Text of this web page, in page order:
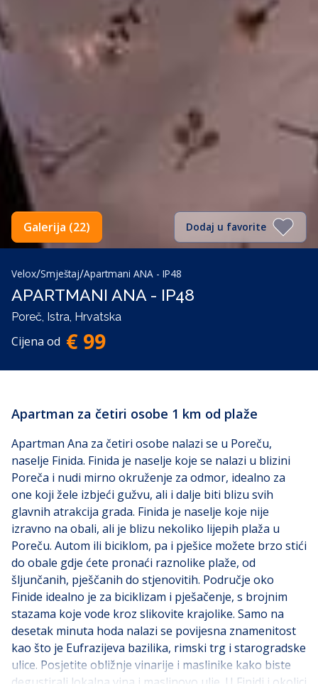
Dodaj u favorite
Galerija (22)
Velox/Smještaj/Apartmani ANA - IP48
APARTMANI ANA - IP48
Poreč, Istra, Hrvatska
Cijena od € 99
Apartman za četiri osobe 1 km od plaže
Apartman Ana za četiri osobe nalazi se u Poreču,
naselje Finida. Finida je naselje koje se nalazi u blizini
Poreča i nudi mirno okruženje za odmor, idealno za
one koji žele izbjeći gužvu, ali i dalje biti blizu svih
glavnih atrakcija grada. Finida je naselje koje nije
izravno na obali, ali je blizu nekoliko lijepih plaža u
Poreču. Autom ili biciklom, pa i pješice možete brzo stići
do obale gdje ćete pronaći raznolike plaže, od
šljunčanih, pješčanih do stjenovitih. Područje oko
Finide idealno je za biciklizam i pješačenje, s brojnim
stazama koje vode kroz slikovite krajolike. Samo na
desetak minuta hoda nalazi se povijesna znamenitost
kao što je Eufrazijeva bazilika, rimski trg i starogradske
ulice. Posjetite obližnje vinarije i maslinike kako biste